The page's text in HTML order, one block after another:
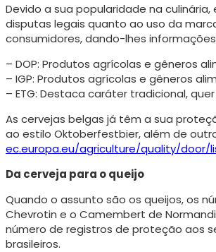
Devido a sua popularidade na
disputas legais quanto ao uso da
consumidores, dando-lhes
– DOP: Produtos agrícolas e gêneros
– IGP: Produtos agrícolas e gêneros
– ETG: Destaca caráter tradicional,
As cervejas belgas já têm a sua
ao estilo Oktoberfestbier, além de
ec.europa.eu/agriculture/quality/door/
Da cerveja para o queijo
Quando o assunto são os queijos, os
Chevrotin e o Camembert de
número de registros de proteção aos
brasileiros.